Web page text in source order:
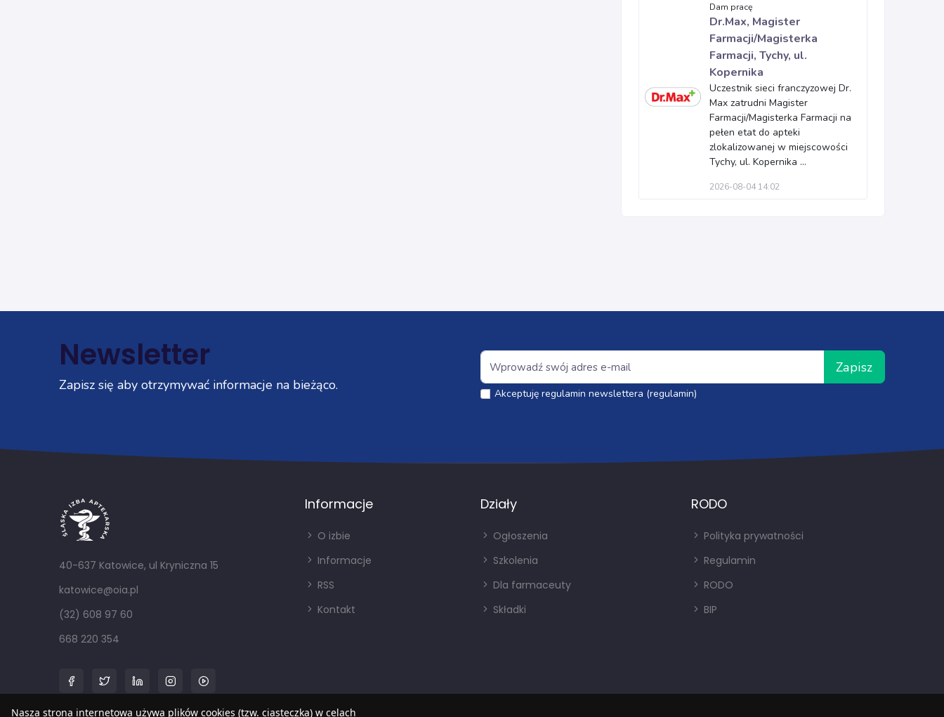
Dam pracę
Dr.Max, Magister
Farmacji/Magisterka
Farmacji, Tychy, ul.
Kopernika
Uczestnik sieci franczyzowej Dr.
Max zatrudni Magister
Farmacji/Magisterka Farmacji na
pełen etat do apteki
zlokalizowanej w miejscowości
Tychy, ul. Kopernika ...
2026-08-04 14:02
Newsletter
Zapisz się aby otrzymywać informacje na bieżąco.
Zapisz
Akceptuję regulamin newslettera (regulamin)
40-637 Katowice, ul Kryniczna 15
katowice@oia.pl
(32) 608 97 60
668 220 354
Informacje
O izbie
Informacje
RSS
Kontakt
Działy
Ogłoszenia
Szkolenia
Dla farmaceuty
Składki
RODO
Polityka prywatności
Regulamin
RODO
BIP
Nasza strona internetowa używa plików cookies (tzw. ciasteczka) w celach